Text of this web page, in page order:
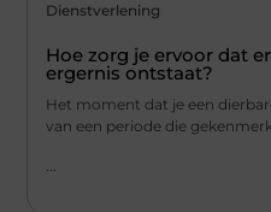
Dienstverlening
Hoe zorg je ervoor dat
ergernis ontstaat?
Het moment dat je een
van een periode die